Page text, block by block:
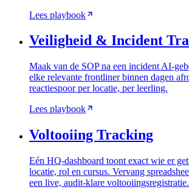
Lees playbook
Veiligheid & Incident
Maak van de SOP na een incident AI-
elke relevante frontliner binnen dagen
reactiespoor per locatie, per leerling.
Lees playbook
Voltooiing Tracking
Eén HQ-dashboard toont exact wie er
locatie, rol en cursus. Vervang
een live, audit-klare voltooiingsregistratie.